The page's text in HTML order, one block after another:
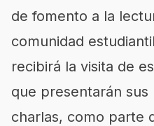
de fomento a la
comunidad
recibirá la visita de
que presentarán
charlas, como parte